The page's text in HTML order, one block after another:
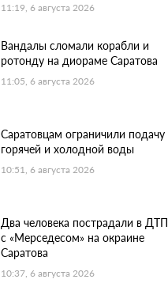
11:19, 6 августа 2026
Вандалы сломали корабли и
ротонду на диораме Саратова
11:05, 6 августа 2026
Саратовцам ограничили подачу
горячей и холодной воды
10:51, 6 августа 2026
Два человека пострадали в ДТП
с «Мерседесом» на окраине
Саратова
10:37, 6 августа 2026